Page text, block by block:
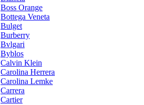
Boss Orange
Bottega Veneta
Bulget
Burberry
Bvlgari
Byblos
Calvin Klein
Carolina Herrera
Carolina Lemke
Carrera
Cartier